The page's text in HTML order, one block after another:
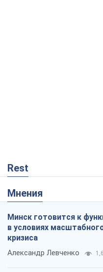
Rest
Мнения
Минск готовится к
в условиях
кризиса
Александр Левченко